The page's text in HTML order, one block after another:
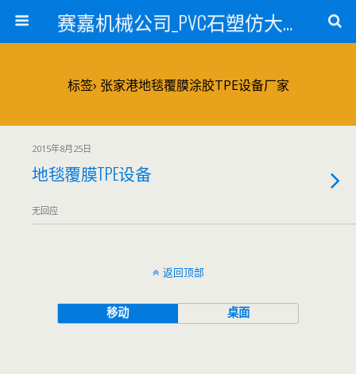
赛嘉机械公司_PVC石塑仿大理石线条生产线_PVC仿大理石板材生产设备_PVC门窗型材生产设备_PVC扣板设备_PVC/WPC发泡板材生产线_PVC波浪瓦生产设备_地毯覆膜TPR TPE设备_TPR鞋边条生产设备_PVC封边条卡条生产设备_PVC造料设备_PVC PE PP管材生产线_混合机
标签› 张家港地毯覆膜涂胶TPE设备厂家
2015年8月25日
地毯覆膜TPE设备
无回应
返回顶部
移动 桌面